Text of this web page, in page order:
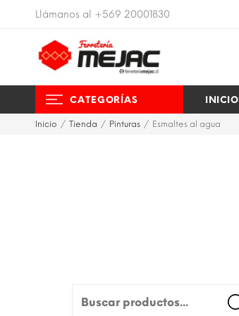
Llámanos al +569 20001830
en 4 oriente #159, Labranza
CATEGORÍAS INICIO
Inicio Tienda Pinturas Esmaltes al agua